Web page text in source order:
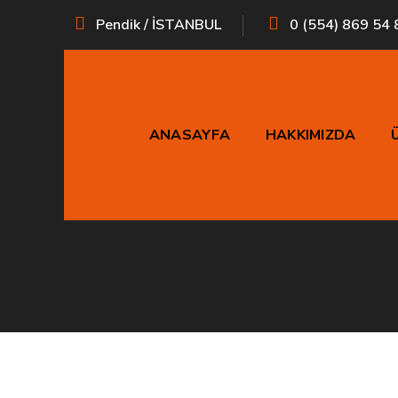
Pendik / İSTANBUL 0 (554) 869 54
ANASAYFA HAKKIMIZDA